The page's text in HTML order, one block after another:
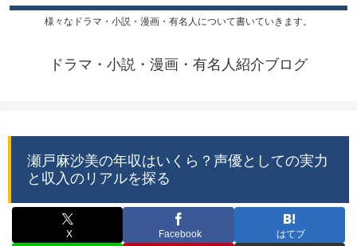
様々なドラマ・小説・漫画・有名人について書いていきます。
ドラマ・小説・漫画・有名人紹介ブログ
瀬戸麻沙美の年収はいくら？声優としての実力
と収入のリアルを探る
X Facebook はてブ